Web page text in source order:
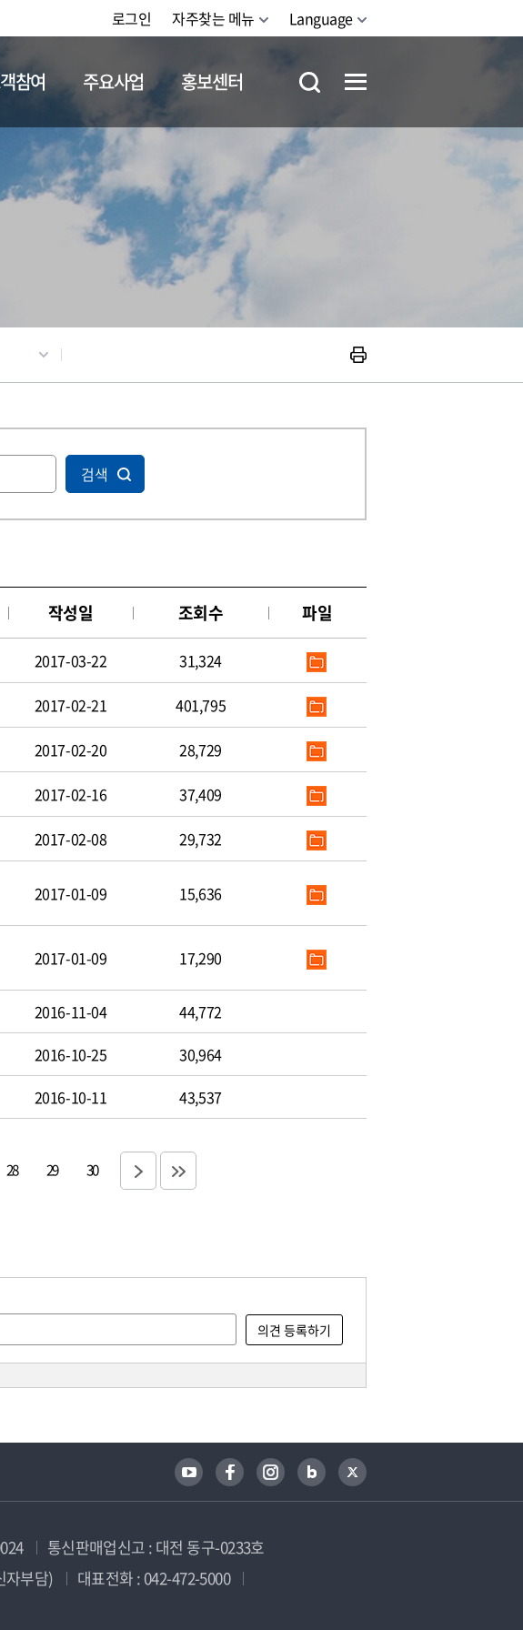
로그인 자주찾는 메뉴 Language
채용정보
참여 주요사업 홍보센터
검색
작성일 조회수 파일
2017-03-22 31,324
2017-02-21 401,795
2017-02-20 28,729
2017-02-16 37,409
2017-02-08 29,732
2017-01-09 15,636
2017-01-09 17,290
2016-11-04
44,772
2016-10-25
30,964
2016-10-11 43,537
28 29 30
통신판매업신고 : 대전 동구-0233호
자부담)
대표전화 : 042-472-5000